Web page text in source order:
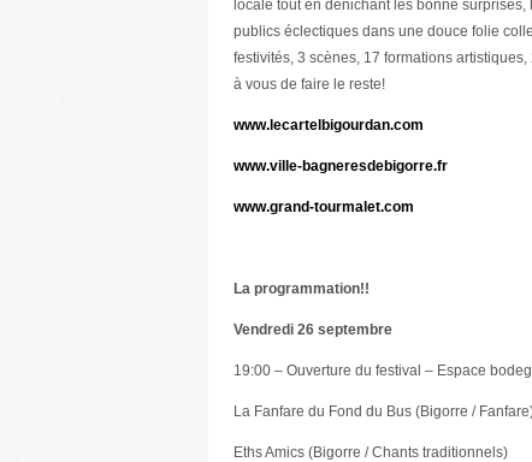
locale tout en dénichant les bonne
publics éclectiques dans une douce folie
festivités, 3 scènes, 17 formations
à vous de faire le reste!
www.lecartelbigourdan.com
www.ville-bagneresdebigorre.fr
www.grand-tourmalet.com
La programmation!!
Vendredi 26 septembre
19:00 – Ouverture du festival – Espace
La Fanfare du Fond du Bus (Bigorre /
Eths Amics (Bigorre / Chants traditionnels)